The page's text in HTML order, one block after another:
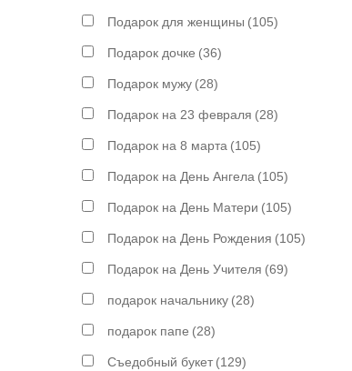
Подарок для женщины (105)
Подарок дочке (36)
Подарок мужу (28)
Подарок на 23 февраля (28)
Подарок на 8 марта (105)
Подарок на День Ангела (105)
Подарок на День Матери (105)
Подарок на День Рождения (105)
Подарок на День Учителя (69)
подарок начальнику (28)
подарок папе (28)
Съедобный букет (129)